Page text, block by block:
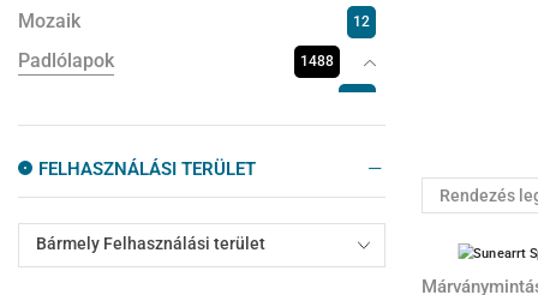
Mozaik 12
Padlólapok 1488
Magasfényű 27
Mediterrán 86
FELHASZNÁLÁSI TERÜLET
Bármely Felhasználási terület